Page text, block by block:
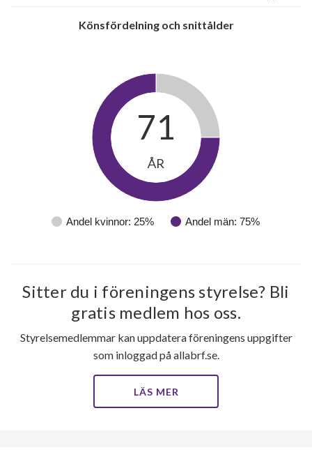
lägenheter
Könsfördelning och snittålder
Andel kvinnor: 25% Andel män: 75%
71
ÅR
Sitter du i föreningens styrelse? Bli
gratis medlem hos oss.
Styrelsemedlemmar kan uppdatera föreningens uppgifter
som inloggad på allabrf.se.
LÄS MER